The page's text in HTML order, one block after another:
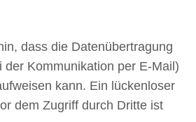
dass die Datenübertragung
der Kommunikation per E-Mail)
kann. Ein lückenloser
dem Zugriff durch Dritte ist